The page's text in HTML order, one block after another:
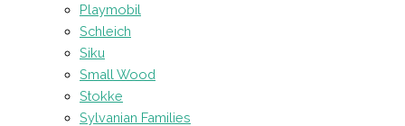
Playmobil
Schleich
Siku
Small Wood
Stokke
Sylvanian Families